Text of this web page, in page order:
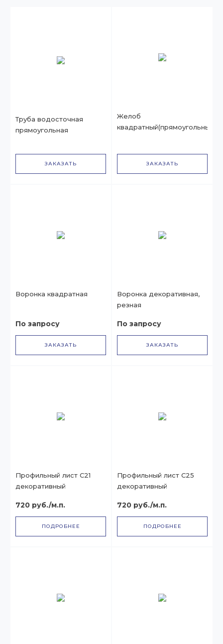
Труба водосточная
прямоугольная
ЗАКАЗАТЬ
Желоб
квадратный(прямоугольный)
ЗАКАЗАТЬ
Воронка квадратная
По запросу
ЗАКАЗАТЬ
Воронка декоративная,
резная
По запросу
ЗАКАЗАТЬ
Профильный лист С21
декоративный
720 руб./м.п.
ПОДРОБНЕЕ
Профильный лист С25
декоративный
720 руб./м.п.
ПОДРОБНЕЕ